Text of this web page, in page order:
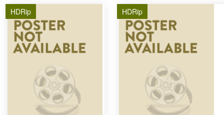
HDRip HDRip